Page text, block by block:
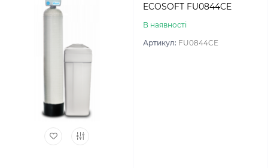
ECOSOFT FU0844CE
В наявності
Артикул: FU0844CE